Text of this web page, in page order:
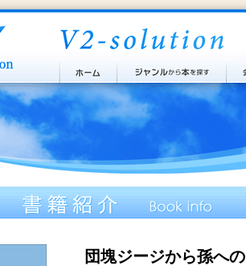
団塊ジージから孫へ